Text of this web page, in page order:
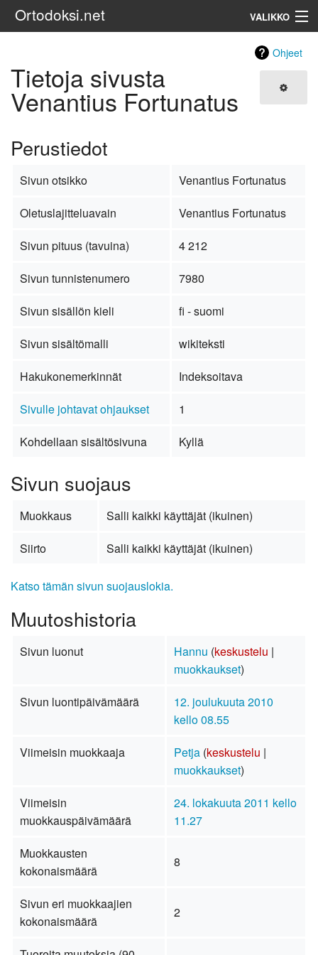
Ortodoksi.net VALIKKO
Haku
Ohjeet
Tietoja sivusta
Venantius Fortunatus
Perustiedot
Sivun otsikko
Venantius Fortunatus
Oletuslajitteluavain
Venantius Fortunatus
Sivun pituus (tavuina)
4 212
Sivun tunnistenumero
7980
Sivun sisällön kieli
fi - suomi
Sivun sisältömalli
wikiteksti
Hakukonemerkinnät
Indeksoitava
Sivulle johtavat ohjaukset
1
Kohdellaan sisältösivuna
Kyllä
Sivun suojaus
Muokkaus
Salli kaikki käyttäjät (ikuinen)
Siirto
Salli kaikki käyttäjät (ikuinen)
Katso tämän sivun suojauslokia.
Muutoshistoria
Sivun luonut Hannu (keskustelu |
muokkaukset)
Sivun luontipäivämäärä
12. joulukuuta 2010
kello 08.55
Viimeisin muokkaaja
Petja (keskustelu |
muokkaukset)
Viimeisin
muokkauspäivämäärä
24. lokakuuta 2011 kello
11.27
Muokkausten
kokonaismäärä
8
Sivun eri muokkaajien
kokonaismäärä
2